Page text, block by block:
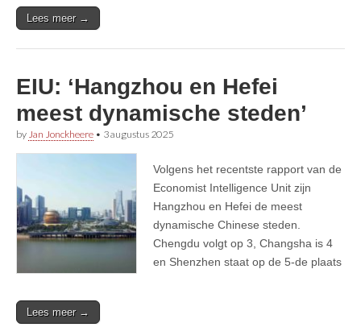
Lees meer →
EIU: ‘Hangzhou en Hefei
meest dynamische steden’
by Jan Jonckheere • 3 augustus 2025
Volgens het recentste rapport van de
Economist Intelligence Unit zijn
Hangzhou en Hefei de meest
dynamische Chinese steden.
Chengdu volgt op 3, Changsha is 4
en Shenzhen staat op de 5-de plaats
Lees meer →